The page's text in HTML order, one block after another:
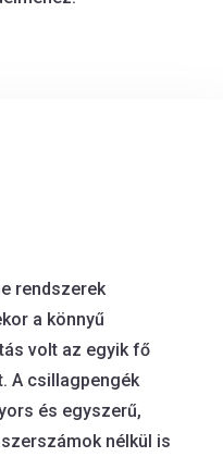
rendszerek
a könnyű
volt az egyik fő
A csillagpengék
és egyszerű,
nélkül is